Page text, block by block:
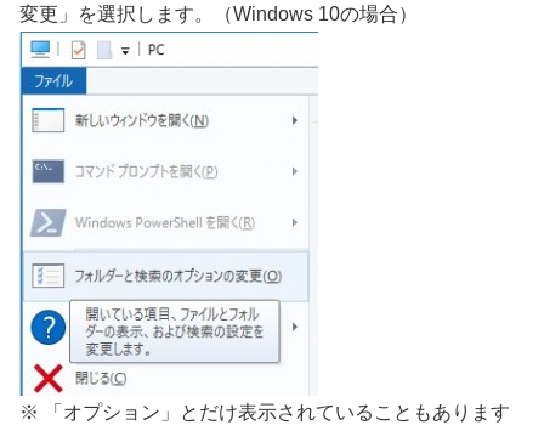
変更」を選択します。（Windows 10の場合）
※ 「オプション」とだけ表示されていることもあります